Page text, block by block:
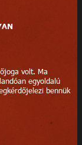
volt. Ma
egyoldalú
bennük